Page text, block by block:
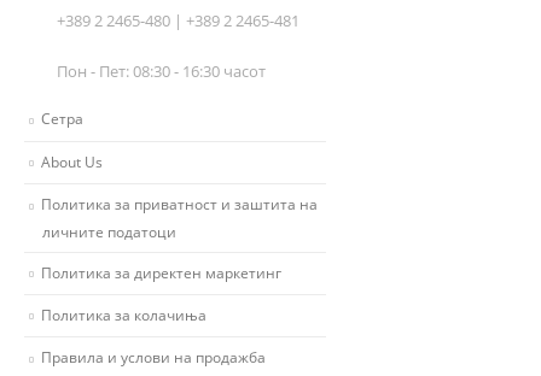
+389 2 2465-480 | +389 2 2465-481
Пон - Пет: 08:30 - 16:30 часот
Сетра
About Us
Политика за приватност и заштита на
личните податоци
Политика за директен маркетинг
Политика за колачиња
Правила и услови на продажба